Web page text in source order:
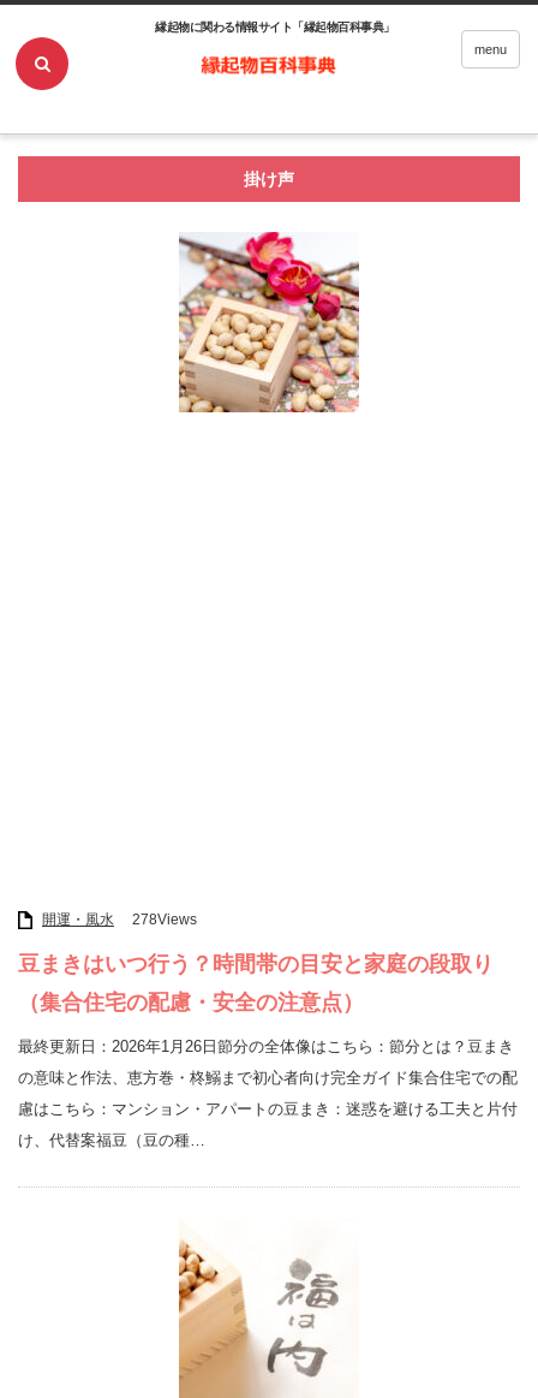
縁起物に関わる情報サイト「縁起物百科事典」
menu
掛け声
開運・風水 278Views
豆まきはいつ行う？時間帯の目安と家庭の段取り
（集合住宅の配慮・安全の注意点）
最終更新日：2026年1月26日節分の全体像はこちら：節分とは？豆まき
の意味と作法、恵方巻・柊鰯まで初心者向け完全ガイド集合住宅での配
慮はこちら：マンション・アパートの豆まき：迷惑を避ける工夫と片付
け、代替案福豆（豆の種…